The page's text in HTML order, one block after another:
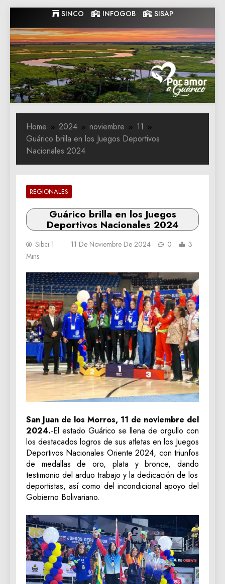
to
content
SINCO INFOGOB SISAP
Gobernacion
de Guarico
Gobernacion de Guarico
Home 2024 noviembre
11
Guárico brilla en los Juegos Deportivos
Nacionales 2024
REGIONALES
Guárico brilla en los Juegos
Deportivos Nacionales 2024
Sibci 1 11 De Noviembre De 2024 0
3
Mins
San Juan de los Morros, 11 de noviembre del
2024.-El estado Guárico se llena de orgullo con
los destacados logros de sus atletas en los Juegos
Deportivos Nacionales Oriente 2024, con triunfos
de medallas de oro, plata y bronce, dando
testimonio del arduo trabajo y la dedicación de los
deportistas, así como del incondicional apoyo del
Gobierno Bolivariano.